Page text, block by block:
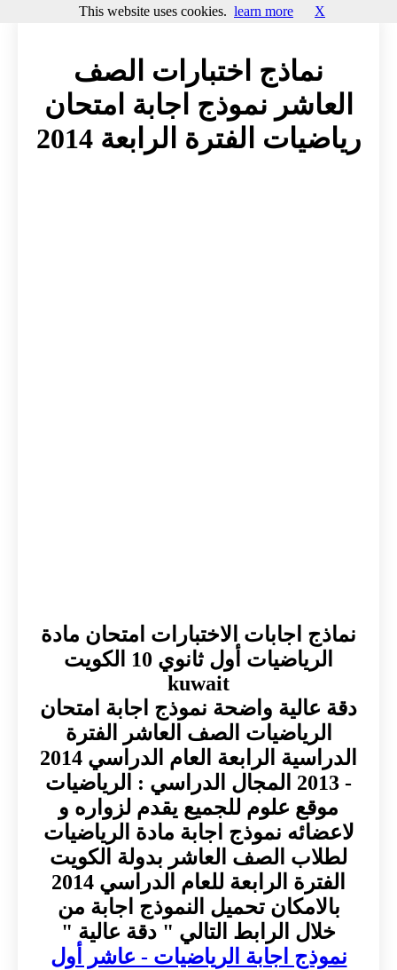
نماذج اختبارات الصف
العاشر نموذج اجابة امتحان
رياضيات الفترة الرابعة 2014
نماذج اجابات الاختبارات امتحان مادة
الرياضيات أول ثانوي 10 الكويت
kuwait
دقة عالية واضحة نموذج اجابة امتحان
الرياضيات الصف العاشر الفترة
الدراسية الرابعة العام الدراسي 2014
- 2013 المجال الدراسي : الرياضيات
موقع علوم للجميع يقدم لزواره و
لاعضائه نموذج اجابة مادة الرياضيات
لطلاب الصف العاشر بدولة الكويت
الفترة الرابعة للعام الدراسي 2014
بالامكان تحميل النموذج اجابة من
خلال الرابط التالي " دقة عالية "
نموذج اجابة الرياضيات - عاشر أول
This website uses cookies. learn more X